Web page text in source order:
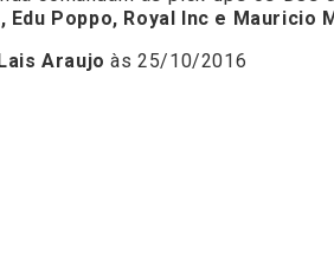
Edu Poppo, Royal Inc e Mauricio
Lais Araujo às 25/10/2016